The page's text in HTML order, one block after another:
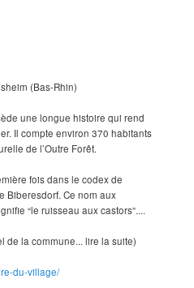
(Bas-Rhin)
une longue histoire qui rend
Il compte environ 370 habitants
de l’Outre Forêt.
fois dans le codex de
Biberesdorf. Ce nom aux
“le ruisseau aux castors”....
de la commune... lire la suite)
du-village/